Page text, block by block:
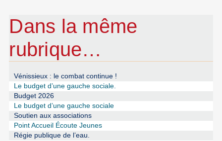
Dans la même
rubrique…
Vénissieux : le combat continue !
Le budget d’une gauche sociale.
Budget 2026
Le budget d’une gauche sociale
Soutien aux associations
Point Accueil Écoute Jeunes
Régie publique de l’eau.